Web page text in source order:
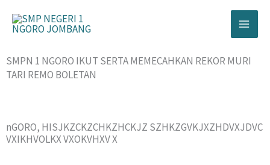
konten
SMPN 1 NGORO IKUT SERTA MEMECAHKAN REKOR MURI
TARI REMO BOLETAN
nGORO, HISJKZCKZCHKZHCKJZ SZHKZGVKJXZHDVXJDVC
VXIKHVOLKX VXOKVHXV X